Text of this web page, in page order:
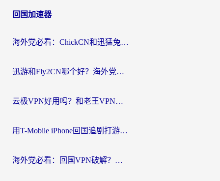
回国加速器
海外党必看：ChickCN和迅猛兔好用吗？3招教你选对回国加速器
迅游和Fly2CN哪个好？海外党回国加速器真实测评与选择心法
云极VPN好用吗？和老王VPN对比哪个回国效果更好？海外党必看的真实体验指南
用T-Mobile iPhone回国追剧打游戏，我差点把手机砸了
海外党必看：回国VPN破解？别踩坑！3步选对加速器无缝刷国内资源